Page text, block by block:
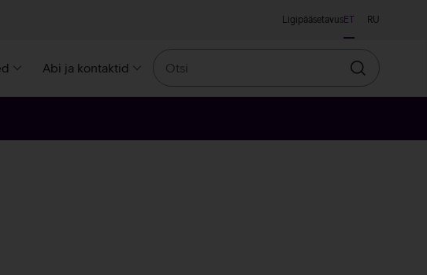
LigipääsetavusET RU
Abi ja kontaktid
Otsin